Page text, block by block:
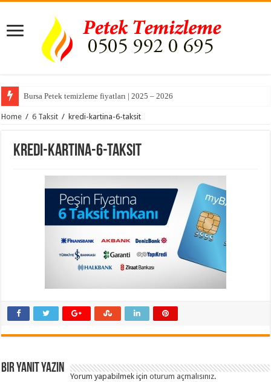
Bursa Petek temizleme fiyatları | 2025 – 2026
Home / 6 Taksit / kredi-kartina-6-taksit
kredi-kartina-6-taksit
Bir yanıt yazın
Yorum yapabilmek içinoturum açmalısınız.